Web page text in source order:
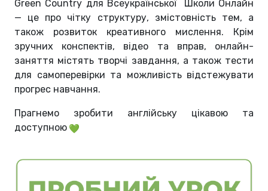
Green Country для Всеукраїнської Школи Онлайн
— це про чітку структуру, змістовність тем, а
також розвиток креативного мислення. Крім
зручних конспектів, відео та вправ, онлайн-
заняття містять творчі завдання, а також тести
для самоперевірки та можливість відстежувати
прогрес навчання.
Прагнемо зробити англійську цікавою та
доступною